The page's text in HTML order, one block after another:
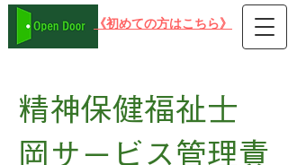
​《初めての方はこちら》
​精神保健福祉士
岡サービス管理責